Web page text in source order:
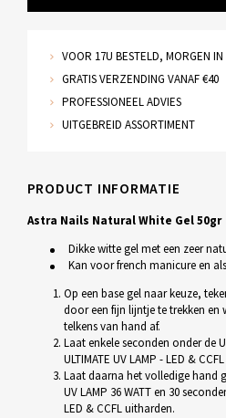
VOOR 17U BESTELD, MORGEN IN
GRATIS VERZENDING VANAF €40
PROFESSIONEEL ADVIES
UITGEBREID ASSORTIMENT
PRODUCT INFORMATIE
Astra Nails Natural White Gel 50gr
Dikke witte gel met een zeer
Kan voor french manicure en
Op een base gel naar keuze,
door een fijn lijntje te trekken en
telkens van hand af.
Laat enkele seconden onder de
ULTIMATE UV LAMP - LED &
Laat daarna het volledige hand
UV LAMP 36 WATT en 30
LED & CCFL uitharden.